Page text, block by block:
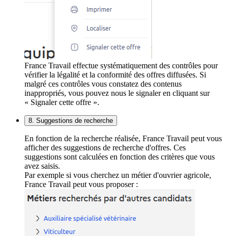
France Travail effectue systématiquement des contrôles pour
vérifier la légalité et la conformité des offres diffusées. Si
malgré ces contrôles vous constatez des contenus
inappropriés, vous pouvez nous le signaler en cliquant sur
« Signaler cette offre ».
8. Suggestions de recherche
En fonction de la recherche réalisée, France Travail peut vous
afficher des suggestions de recherche d'offres. Ces
suggestions sont calculées en fonction des critères que vous
avez saisis.
Par exemple si vous cherchez un métier d'ouvrier agricole,
France Travail peut vous proposer :